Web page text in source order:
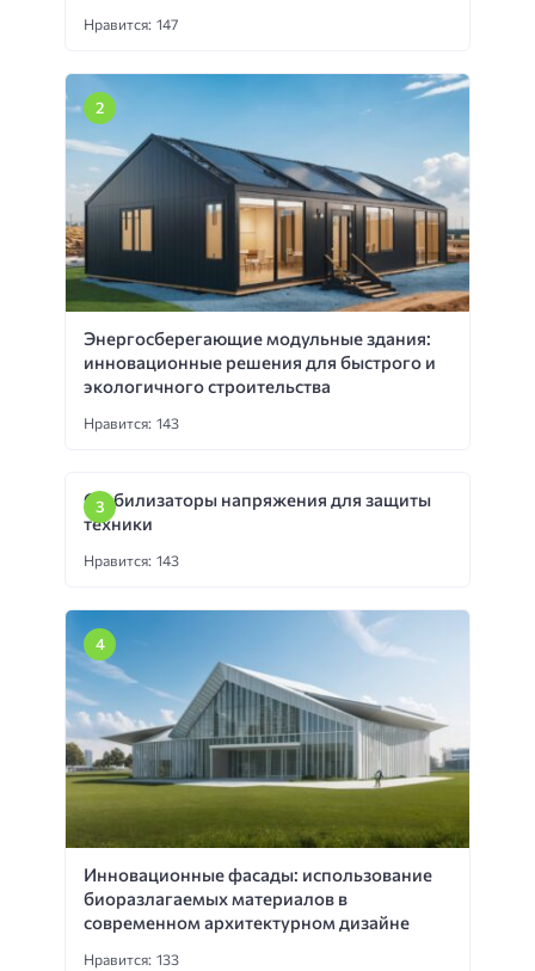
Нравится: 147
Энергосберегающие модульные здания:
инновационные решения для быстрого и
экологичного строительства
Нравится: 143
Стабилизаторы напряжения для защиты
техники
Нравится: 143
Инновационные фасады: использование
биоразлагаемых материалов в
современном архитектурном дизайне
Нравится: 133